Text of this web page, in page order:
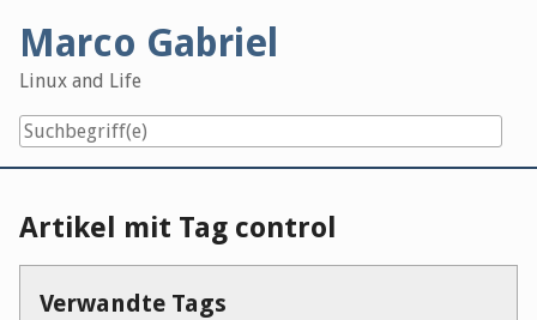
content
Marco Gabriel
Linux and Life
Artikel mit Tag control
Verwandte Tags